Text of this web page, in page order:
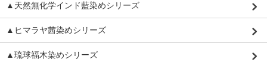
▲天然無化学インド藍染めシリーズ
▲ヒマラヤ茜染めシリーズ
▲琉球福木染めシリーズ